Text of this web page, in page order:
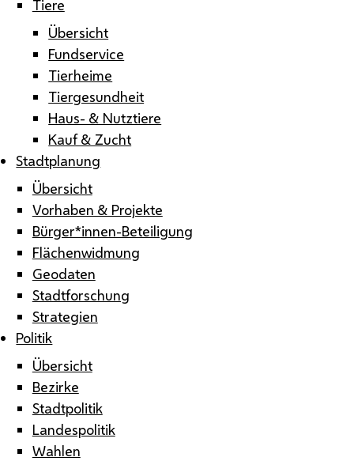
Tiere
Übersicht
Fundservice
Tierheime
Tiergesundheit
Haus- & Nutztiere
Kauf & Zucht
Stadtplanung
Übersicht
Vorhaben & Projekte
Bürger*innen-Beteiligung
Flächenwidmung
Geodaten
Stadtforschung
Strategien
Politik
Übersicht
Bezirke
Stadtpolitik
Landespolitik
Wahlen